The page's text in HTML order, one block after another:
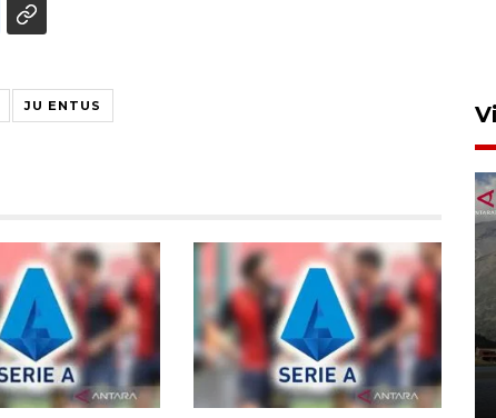
JU ENTUS
Lebih segar dan elegan!
Wajah baru Geely EX2 tampil
di GIIAS 2026
8 Agustus 2026 10:00